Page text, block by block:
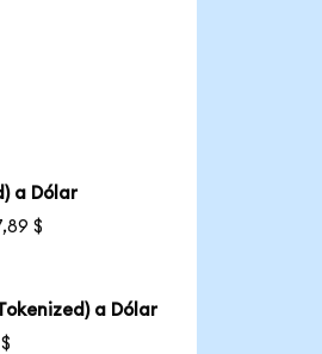
a Dólar
$
a Dólar